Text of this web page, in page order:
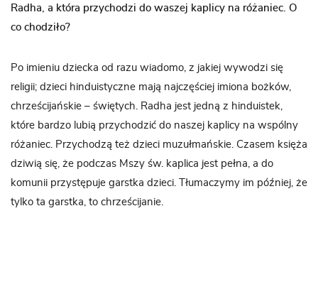
Radha, a która przychodzi do waszej kaplicy na różaniec. O
co chodziło?
Po imieniu dziecka od razu wiadomo, z jakiej wywodzi się
religii; dzieci hinduistyczne mają najczęściej imiona bożków,
chrześcijańskie – świętych. Radha jest jedną z hinduistek,
które bardzo lubią przychodzić do naszej kaplicy na wspólny
różaniec. Przychodzą też dzieci muzułmańskie. Czasem księża
dziwią się, że podczas Mszy św. kaplica jest pełna, a do
komunii przystępuje garstka dzieci. Tłumaczymy im później, że
tylko ta garstka, to chrześcijanie.